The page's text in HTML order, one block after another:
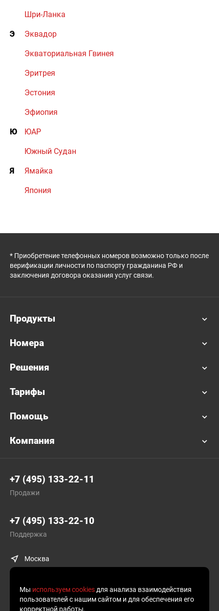
Шри-Ланка
Э Эквадор
Экваториальная Гвинея
Эритрея
Эстония
Эфиопия
Ю ЮАР
Южный Судан
Я Ямайка
Япония
* Приобретение телефонных номеров возможно только после
верификации личности по паспорту гражданина РФ и
заключения договора оказания услуг связи.
Продукты
Номера
Решения
Тарифы
Помощь
Компания
+7 (495) 133-22-11
Продажи
+7 (495) 133-22-10
Поддержка
Москва
Мы используем cookies для анализа взаимодействия
пользователей с нашим сайтом и для обеспечения его
корректной работы.